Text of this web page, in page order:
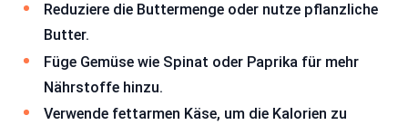
Reduziere die Buttermenge oder nutze pflanzliche
Butter.
Füge Gemüse wie Spinat oder Paprika für mehr
Nährstoffe hinzu.
Verwende fettarmen Käse, um die Kalorien zu